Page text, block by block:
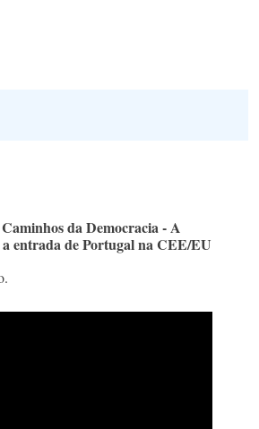
da Democracia - A
entrada de Portugal na CEE/EU